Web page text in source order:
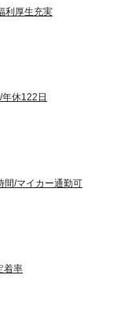
利厚生充実
休122日
間/マイカー通勤可
着率